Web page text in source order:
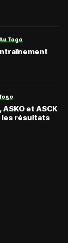
Togo
ASKO et ASCK
résultats